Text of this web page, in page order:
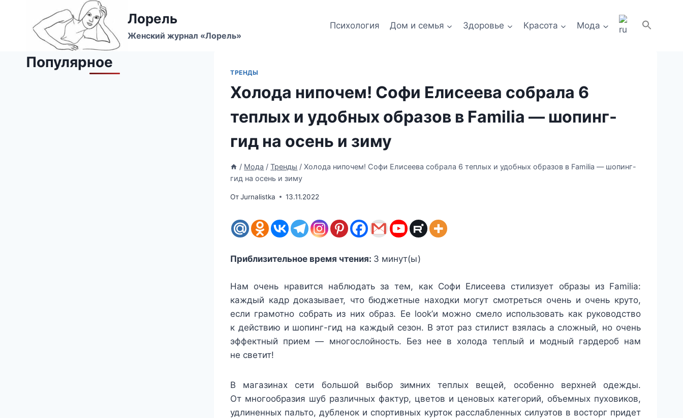
содержимому
Лорель
Женский журнал «Лорель»
Психология Дом и семья Здоровье Красота Мода
ТРЕНДЫ
Холода нипочем! Софи Елисеева собрала 6
теплых и удобных образов в Familia — шопинг-
гид на осень и зиму
/ Мода / Тренды / Холода нипочем! Софи Елисеева собрала 6 теплых и удобных образов в Familia — шопинг-
гид на осень и зиму
ОтJurnalistka 13.11.2022
Приблизительное время чтения: 3 минут(ы)
Нам очень нравится наблюдать за тем, как Софи Елисеева стилизует образы из Familia:
каждый кадр доказывает, что бюджетные находки могут смотреться очень и очень круто,
если грамотно собрать из них образ. Ее look’и можно смело использовать как руководство
к действию и шопинг-гид на каждый сезон. В этот раз стилист взялась а сложный, но очень
эффектный прием — многослойность. Без нее в холода теплый и модный гардероб нам
не светит!
В магазинах сети большой выбор зимних теплых вещей, особенно верхней одежды.
От многообразия шуб различных фактур, цветов и ценовых категорий, объемных пуховиков,
удлиненных пальто, дубленок и спортивных курток расслабленных силуэтов в восторг придет
Популярное